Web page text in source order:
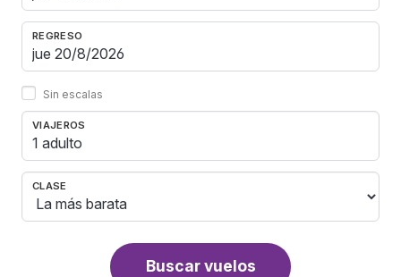
REGRESO
Sin escalas
VIAJEROS
1 adulto
CLASE
Buscar vuelos